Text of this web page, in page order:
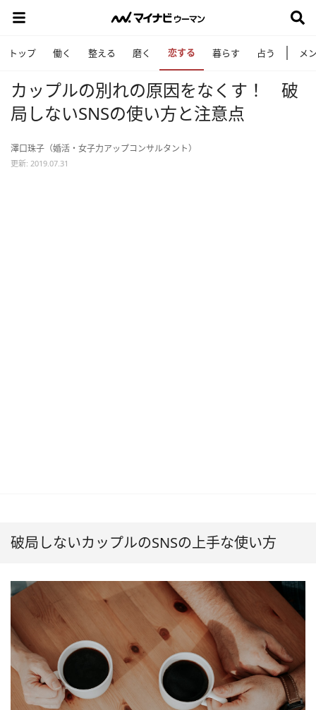
トップ 働く 整える 磨く 恋する 暮らす 占う メ
カップルの別れの原因をなくす！ 破
局しないSNSの使い方と注意点
澤口珠子（婚活・女子力アップコンサルタント）
更新: 2019.07.31
破局しないカップルのSNSの上手な使い方